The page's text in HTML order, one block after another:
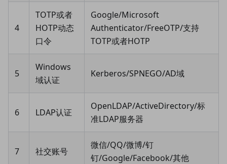
4
TOTP或者
HOTP动态
口令
Google/Microsoft
Authenticator/FreeOTP/支持
TOTP或者HOTP
5
Windows
域认证
Kerberos/SPNEGO/AD域
6 LDAP认证
OpenLDAP/ActiveDirectory/标
准LDAP服务器
7 社交账号
微信/QQ/微博/钉
钉/Google/Facebook/其他